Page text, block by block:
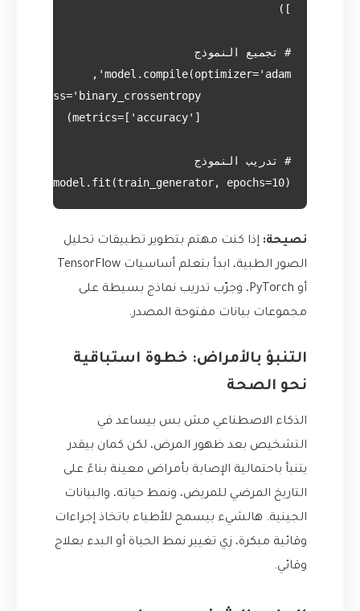
model.fit(train_generator, epochs=10)
نصيحة: إذا كنت مهتم بتطوير تطبيقات تحليل
الصور الطبية، ابدأ بتعلم أساسيات TensorFlow
أو PyTorch، وجرّب تدريب نماذج بسيطة على
مجموعات بيانات مفتوحة المصدر.
التنبؤ بالأمراض: خطوة استباقية
نحو الصحة
الذكاء الاصطناعي مش بس بيساعد في
التشخيص بعد ظهور المرض، لكن كمان بيقدر
يتنبأ باحتمالية الإصابة بأمراض معينة بناءً على
التاريخ المرضي للمريض، ونمط حياته، والبيانات
الجينية. هالشيء بيسمح للأطباء باتخاذ إجراءات
وقائية مبكرة، زي تغيير نمط الحياة أو البدء بعلاج
وقائي.